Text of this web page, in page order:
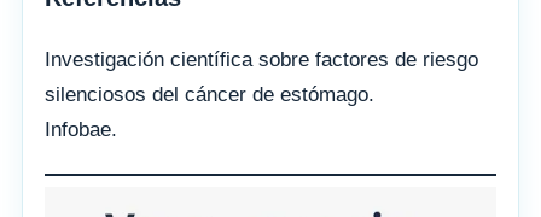
Investigación científica sobre factores de riesgo
silenciosos del cáncer de estómago.
Infobae.